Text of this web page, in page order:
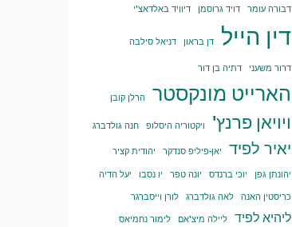
דבורה עומר
דויד גרוסמן דיוויד באלדאצ'י
דין הייל דן בראון דניאל סילבה
דרור משעני דתיה בן דור
הארייט מונקסטר הרלן קובן
ויויאן פרנץ' ויקטוריה היסלופ חנה גולדברג
יאיר לפיד יאן-פיליפ סנדקר יהודית קציר
יהונתן גפן יוכי ברנדס יונה טפר יו נסבו
יעל הדיה
כריסטין האנה
לאה גולדברג לורן וייסברגר
ליהיא לפיד ליילה מיצ'אם
לימור נחמיאס